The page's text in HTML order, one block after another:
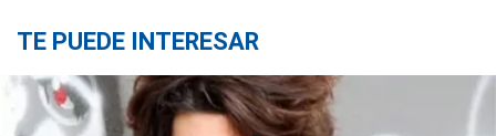
TE PUEDE INTERESAR